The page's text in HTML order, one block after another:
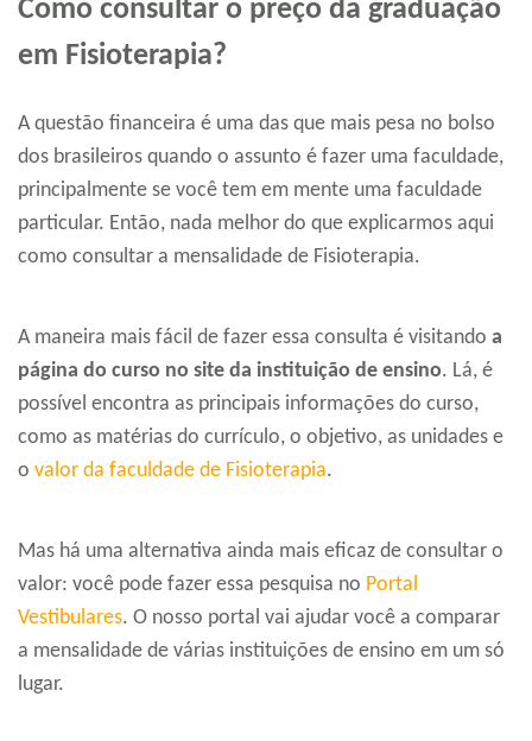
Como consultar o preço da graduação
em Fisioterapia?
A questão financeira é uma das que mais pesa no bolso
dos brasileiros quando o assunto é fazer uma faculdade,
principalmente se você tem em mente uma faculdade
particular. Então, nada melhor do que explicarmos aqui
como consultar a mensalidade de Fisioterapia.
A maneira mais fácil de fazer essa consulta é visitando a
página do curso no site da instituição de ensino. Lá, é
possível encontra as principais informações do curso,
como as matérias do currículo, o objetivo, as unidades e
o valor da faculdade de Fisioterapia.
Mas há uma alternativa ainda mais eficaz de consultar o
valor: você pode fazer essa pesquisa no Portal
Vestibulares. O nosso portal vai ajudar você a comparar
a mensalidade de várias instituições de ensino em um só
lugar.